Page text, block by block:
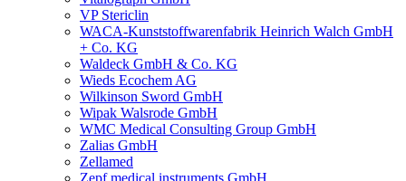
VP Stericlin
WACA-Kunststoffwarenfabrik Heinrich Walch GmbH
+ Co. KG
Waldeck GmbH & Co. KG
Wieds Ecochem AG
Wilkinson Sword GmbH
Wipak Walsrode GmbH
WMC Medical Consulting Group GmbH
Zalias GmbH
Zellamed